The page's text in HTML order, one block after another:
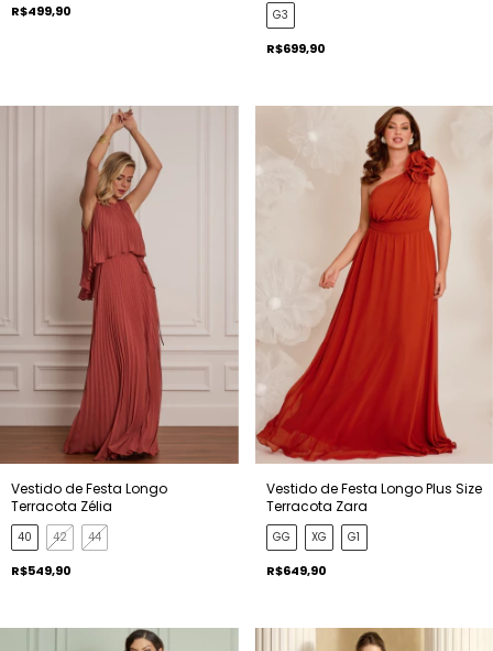
R$499,90 G3
R$699,90
Vestido de Festa Longo
Terracota Zélia
40 42 44
R$549,90
Vestido de Festa Longo Plus Size
Terracota Zara
GG XG G1
R$649,90